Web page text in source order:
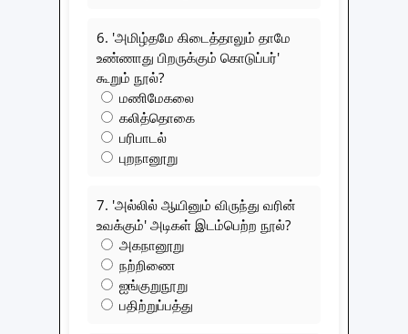
6. 'அமிழ்தமே கிடைத்தாலும் தாமே
உண்ணாது பிறருக்கும் கொடுப்பர்'
கூறும் நூல்?
மணிமேகலை
கலித்தொகை
பரிபாடல்
புறநானூறு
7. 'அல்லில் ஆயினும் விருந்து வரின்
உவக்கும்' அடிகள் இடம்பெற்ற நூல்?
அகநானூறு
நற்றிணை
ஐங்குறுநூறு
பதிற்றுப்பத்து